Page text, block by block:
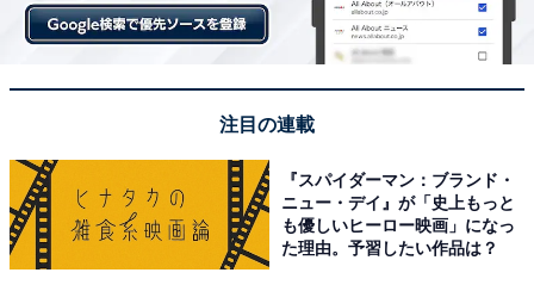
「大正ロマンの温泉街で、春は比較的静かに散策で
き、夜のガス灯の景色が人気だからです」（60代女
「温泉でゆっくりしながら、露天風呂で春の景色を
楽しみたい」（30代女性／千葉県）
注目の連載
『スパイダーマン：ブランド・
ニュー・デイ』が「史上もっと
も優しいヒーロー映画」になっ
た理由。予習したい作品は？